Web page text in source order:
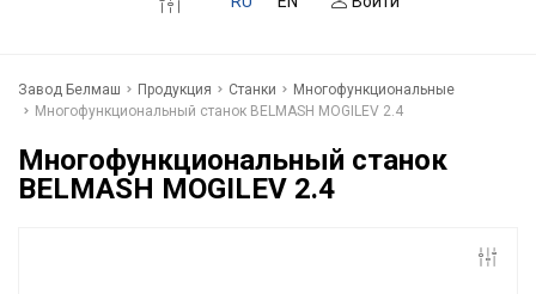
Компания
Новости
Где купить
Завод Белмаш Продукция Станки
Многофункциональные
Многофункциональный станок BELMASH MOGILEV 2.4
Многофункциональный станок
BELMASH MOGILEV 2.4